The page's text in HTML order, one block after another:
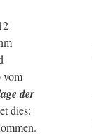
vom
der
dies: